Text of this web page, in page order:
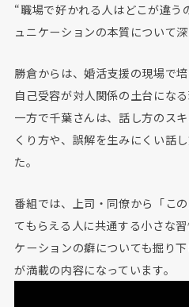
“職場で好かれる人はどこが違う
ュニケーションの本質について深
勝倉からは、婚活支援の現場で
自己受容が対人関係の土台にな
一方で千葉さんは、話し方のス
くり方や、誤解を生みにくい話
た。
番組では、上司・同僚から「こ
てもらえる人に共通する小さな
ケーションの癖についても掘り
が満載の内容になっています。